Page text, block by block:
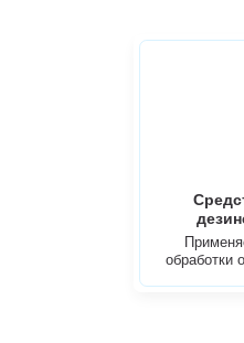
обработки